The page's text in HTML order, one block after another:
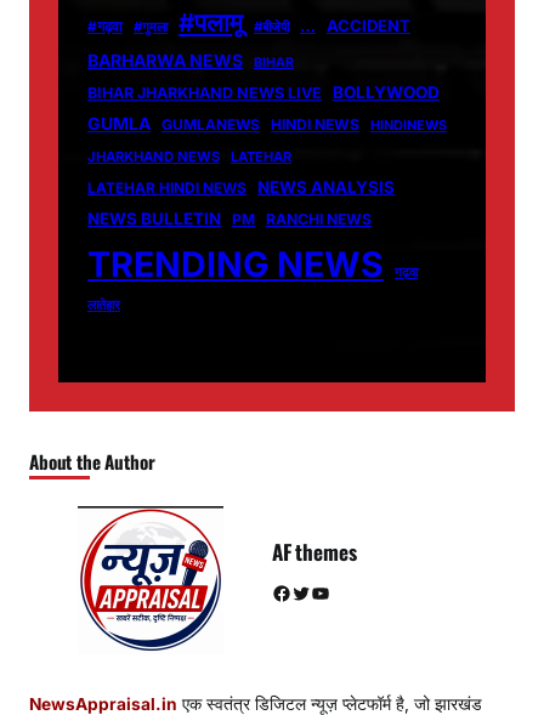
#गढ़वा #गुमला #पलामू #बीजेपी … ACCIDENT
BARHARWA NEWS BIHAR
BIHAR JHARKHAND NEWS LIVE BOLLYWOOD
GUMLA GUMLANEWS HINDI NEWS
HINDINEWS
JHARKHAND NEWS
LATEHAR
LATEHAR HINDI NEWS
NEWS ANALYSIS
NEWS BULLETIN PM RANCHI NEWS
TRENDING NEWS
गढ़वा
लातेहार
About the Author
AF themes
Facebook Twitter YouTube
NewsAppraisal.in एक स्वतंत्र डिजिटल न्यूज़ प्लेटफॉर्म है, जो झारखंड